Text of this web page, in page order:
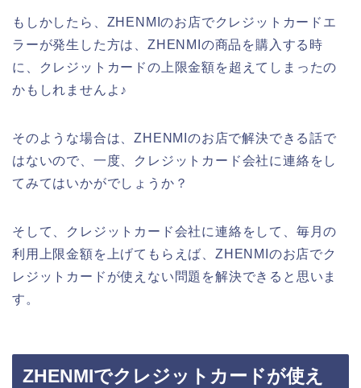
もしかしたら、ZHENMIのお店でクレジットカードエ
ラーが発生した方は、ZHENMIの商品を購入する時
に、クレジットカードの上限金額を超えてしまったの
かもしれませんよ♪
そのような場合は、ZHENMIのお店で解決できる話で
はないので、一度、クレジットカード会社に連絡をし
てみてはいかがでしょうか？
そして、クレジットカード会社に連絡をして、毎月の
利用上限金額を上げてもらえば、ZHENMIのお店でク
レジットカードが使えない問題を解決できると思いま
す。
ZHENMIでクレジットカードが使え